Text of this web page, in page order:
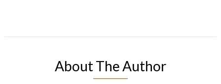
About The Author